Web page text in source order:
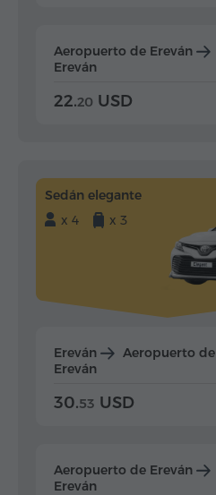
Aeropuerto de Ereván
Ereván
22.20 USD
Sedán elegante
x 4
x 3
Ereván
Aeropuerto de
Ereván
30.53 USD
Aeropuerto de Ereván
Ereván